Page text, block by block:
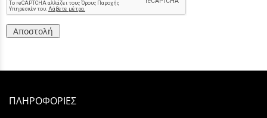
Αποστολή
ΠΛΗΡΟΦΟΡΙΕΣ